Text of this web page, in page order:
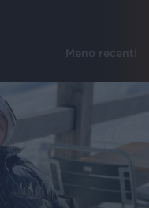
Meno recenti